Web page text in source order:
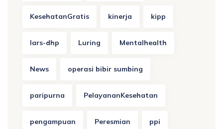
KesehatanGratis kinerja kipp
lars-dhp Luring Mentalhealth
News operasi bibir sumbing
paripurna PelayananKesehatan
pengampuan Peresmian ppi